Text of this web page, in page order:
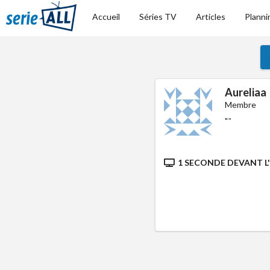
Accueil Séries TV Articles
Aureliaa
Membre
""
1 SECONDE DEVANT